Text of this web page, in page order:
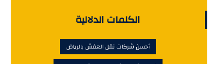
أحسن شركة كشف تسربات مائية بالرياض
أحسن شركة كشف تسريبات المياة
أحسن شركة نظافة عامة